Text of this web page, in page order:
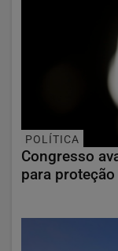
POLÍTICA
Congresso
para